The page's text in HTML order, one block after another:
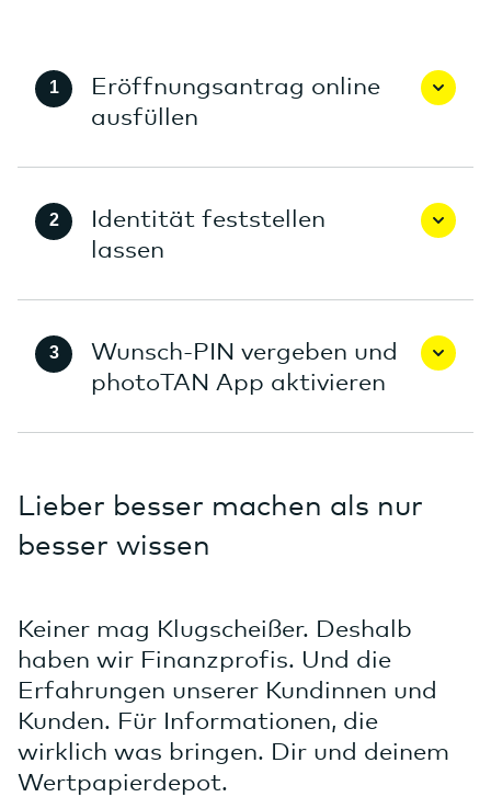
Eröffnungsantrag online
ausfüllen
Identität feststellen
lassen
Wunsch-PIN vergeben und
photoTAN App aktivieren
Lieber besser machen als nur
besser wissen
Keiner mag Klugscheißer. Deshalb
haben wir Finanzprofis. Und die
Erfahrungen unserer Kundinnen und
Kunden. Für Informationen, die
wirklich was bringen. Dir und deinem
Wertpapierdepot.